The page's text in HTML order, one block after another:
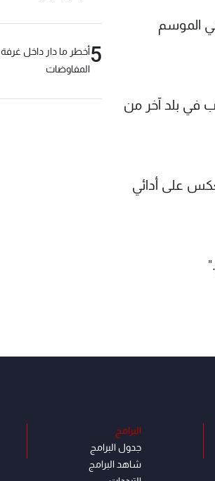
الموسم
في بلد آخر من
على أدائي
5أخطر ما دار داخل غرفة
المفاوضات
البرامج
جدول البرامج
شاهد البرامج